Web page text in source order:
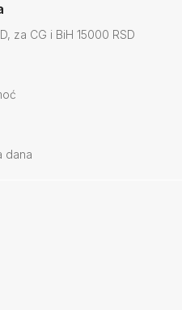
za CG i BiH 15000 RSD
dana